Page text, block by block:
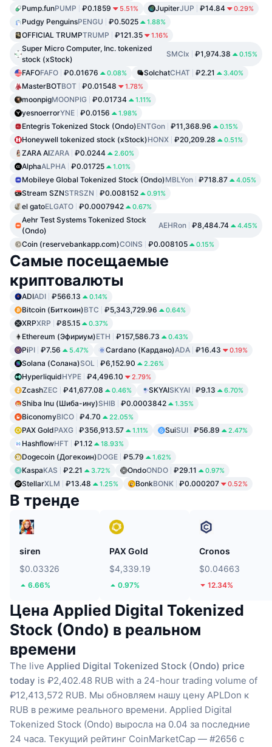
Pump.funPUMP ₽0.1859 5.51% JupiterJUP ₽14.84 0.29%
Pudgy PenguinsPENGU ₽0.5025 1.88%
OFFICIAL TRUMPTRUMP ₽121.35 1.16%
Super Micro Computer, Inc. tokenized
stock (xStock)
SMCIx ₽1,974.38 0.15%
FAFOFAFO ₽0.01676 0.08% SolchatCHAT ₽2.21 3.40%
MasterBOTBOT ₽0.01548 1.78%
moonpigMOONPIG ₽0.01734 1.11%
yesnoerrorYNE ₽0.0156 1.98%
Entegris Tokenized Stock (Ondo)ENTGon ₽11,368.96 0.15%
Honeywell tokenized stock (xStock)HONX ₽20,209.28 0.51%
ZARA AIZARA ₽0.0244 2.60%
AlphaALPHA ₽0.01725 1.01%
Mobileye Global Tokenized Stock (Ondo)MBLYon ₽718.87 4.05%
Stream SZNSTRSZN ₽0.008152 0.91%
el gatoELGATO ₽0.0007942 0.67%
Aehr Test Systems Tokenized Stock
(Ondo)
AEHRon ₽8,484.74 4.45%
Coin (reservebankapp.com)COINS ₽0.008105 0.15%
Самые посещаемые
криптовалюты
ADIADI ₽566.13 0.14%
Bitcoin (Биткоин)BTC ₽5,343,729.96 0.64%
XRPXRP ₽85.15 0.37%
Ethereum (Эфириум)ETH ₽157,586.73 0.43%
PiPI ₽7.56 5.47% Cardano (Кардано)ADA ₽16.43 0.19%
Solana (Солана)SOL ₽6,152.90 2.26%
HyperliquidHYPE ₽4,496.10 2.79%
ZcashZEC ₽41,677.08 0.46% SKYAISKYAI ₽9.13 6.70%
Shiba Inu (Шиба-ину)SHIB ₽0.0003842 1.35%
BiconomyBICO ₽4.70 22.05%
PAX GoldPAXG ₽356,913.57 1.11% SuiSUI ₽56.89 2.47%
HashflowHFT ₽1.12 18.93%
Dogecoin (Догекоин)DOGE ₽5.79 1.62%
KaspaKAS ₽2.21 3.72% OndoONDO ₽29.11 0.97%
StellarXLM ₽13.48 1.25% BonkBONK ₽0.000207 0.52%
В тренде
siren
$0.03326
6.66%
PAX Gold
$4,339.19
0.97%
Cronos
$0.04663
12.34%
Цена Applied Digital Tokenized
Stock (Ondo) в реальном
времени
The live Applied Digital Tokenized Stock (Ondo) price
today is ₽2,402.48 RUB with a 24-hour trading volume of
₽12,413,572 RUB. Мы обновляем нашу цену APLDon к
RUB в режиме реального времени. Applied Digital
Tokenized Stock (Ondo) выросла на 0.04 за последние
24 часа. Текущий рейтинг CoinMarketCap — #2656 с